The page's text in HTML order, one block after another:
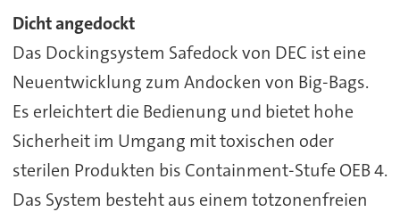
Dicht angedockt
Das Dockingsystem Safedock von DEC ist eine
Neuentwicklung zum Andocken von Big-Bags.
Es erleichtert die Bedienung und bietet hohe
Sicherheit im Umgang mit toxischen oder
sterilen Produkten bis Containment-Stufe OEB 4.
Das System besteht aus einem totzonenfreien